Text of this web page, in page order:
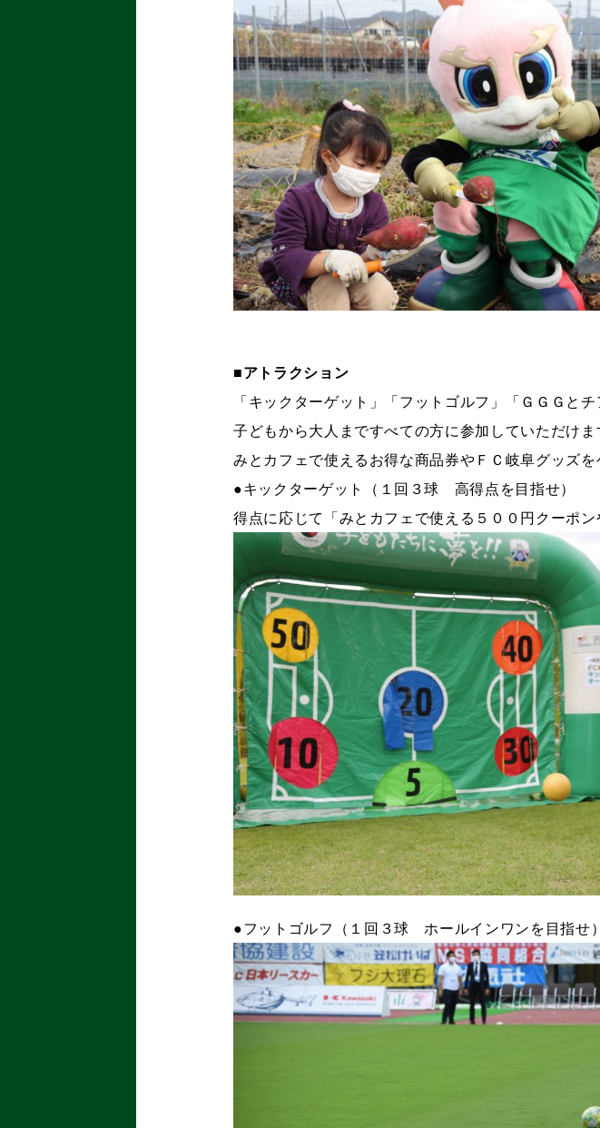
■アトラクション
「キックターゲット」「フットゴルフ」「ＧＧＧと
子どもから大人まですべての方に参加していただけま
みとカフェで使えるお得な商品券やＦＣ岐阜グッズを
●キックターゲット（１回３球 高得点を目指せ）
得点に応じて「みとカフェで使える５００円クーポ
●フットゴルフ（１回３球 ホールインワンを目指せ）